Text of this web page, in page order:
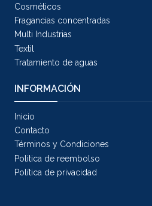
Cosméticos
Fragancias concentradas
Multi Industrias
Textil
Tratamiento de aguas
INFORMACIÓN
Inicio
Contacto
Términos y Condiciones
Politica de reembolso
Política de privacidad